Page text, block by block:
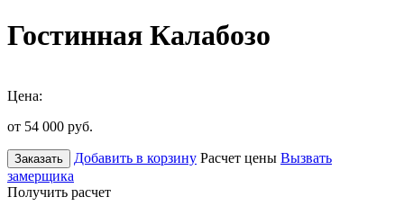
Гостинная Калабозо
Цена:
от 54 000 руб.
Заказать Добавить в корзину Расчет цены Вызвать
замерщика
Получить расчет